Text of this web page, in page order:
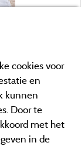
cookies voor
en
kunnen
Door te
met het
in de